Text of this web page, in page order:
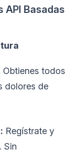
API Basadas
Obtienes todos
dolores de
Regístrate y
Sin